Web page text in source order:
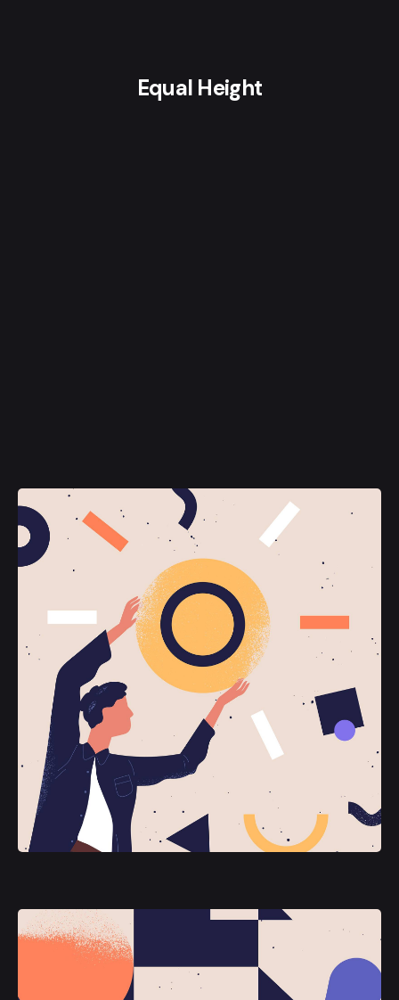
Equal Height